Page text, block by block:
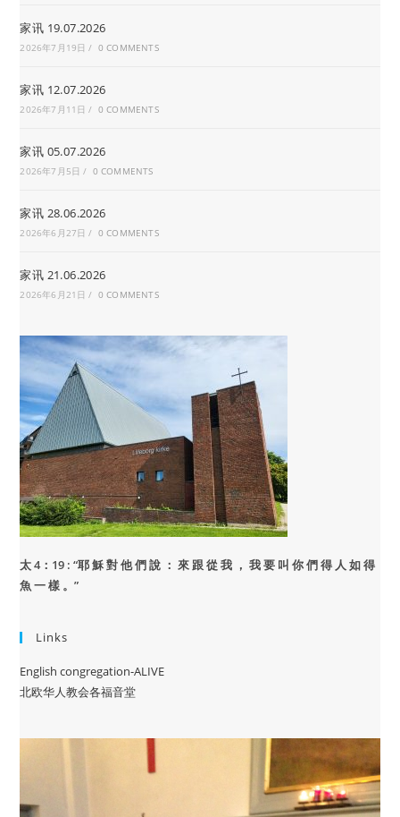
家讯 19.07.2026
2026年7月19日 / 0 COMMENTS
家讯 12.07.2026
2026年7月11日 / 0 COMMENTS
家讯 05.07.2026
2026年7月5日 / 0 COMMENTS
家讯 28.06.2026
2026年6月27日 / 0 COMMENTS
家讯 21.06.2026
2026年6月21日 / 0 COMMENTS
太 4：19 : “耶 穌 對 他 們 說 ： 來 跟 從 我 ， 我 要 叫 你 們 得 人 如 得
魚 一 樣 。”
Links
English congregation-ALIVE
北欧华人教会各福音堂